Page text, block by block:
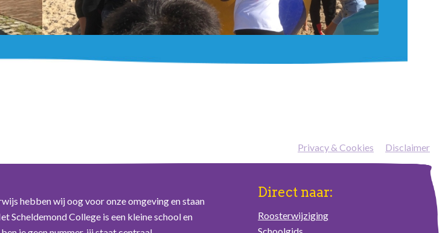
Privacy & Cookies Disclaimer
hebben wij oog voor onze omgeving en staan
Scheldemond College is een kleine school en
Direct naar:
Roosterwijziging